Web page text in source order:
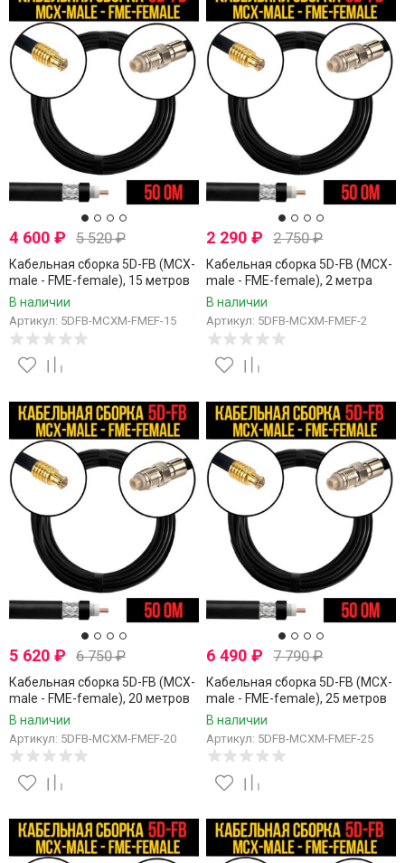
4 600 ₽ 5 520₽
Кабельная сборка 5D-FB (MCX-
male - FME-female), 15 метров
В наличии
Артикул: 5DFB-MCXM-FMEF-15
2 290₽ 2 750₽
Кабельная сборка 5D-FB (MCX-
male - FME-female), 2 метра
В наличии
Артикул: 5DFB-MCXM-FMEF-2
5 620 ₽ 6 750₽
Кабельная сборка 5D-FB (MCX-
male - FME-female), 20 метров
В наличии
Артикул: 5DFB-MCXM-FMEF-20
6 490₽ 7 790₽
Кабельная сборка 5D-FB (MCX-
male - FME-female), 25 метров
В наличии
Артикул: 5DFB-MCXM-FMEF-25